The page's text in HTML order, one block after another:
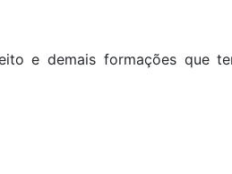
e demais formações que